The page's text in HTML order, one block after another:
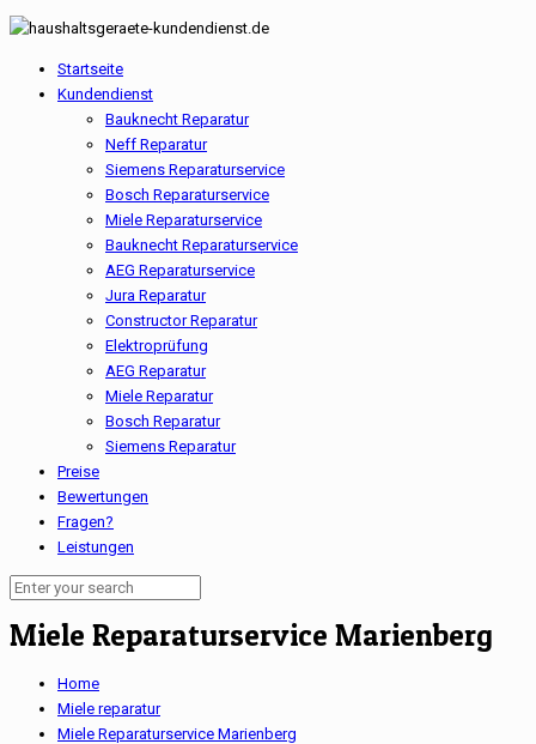
Startseite
Kundendienst
Bauknecht Reparatur
Neff Reparatur
Siemens Reparaturservice
Bosch Reparaturservice
Miele Reparaturservice
Bauknecht Reparaturservice
AEG Reparaturservice
Jura Reparatur
Constructor Reparatur
Elektroprüfung
AEG Reparatur
Miele Reparatur
Bosch Reparatur
Siemens Reparatur
Preise
Bewertungen
Fragen?
Leistungen
Miele Reparaturservice Marienberg
Home
Miele reparatur
Miele Reparaturservice Marienberg